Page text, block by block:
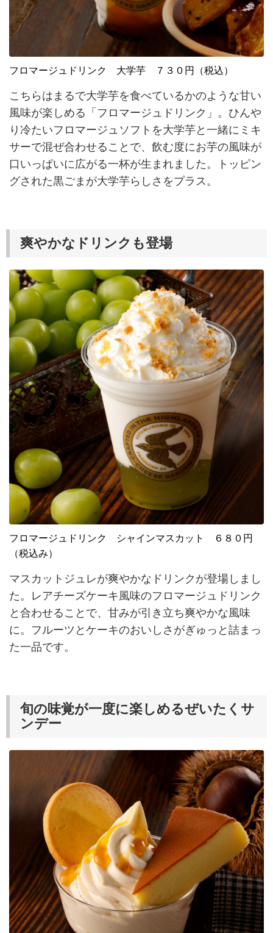
フロマージュドリンク 大学芋 ７３０円（税込）
こちらはまるで大学芋を食べているかのような甘い
風味が楽しめる「フロマージュドリンク」。ひんや
り冷たいフロマージュソフトを大学芋と一緒にミキ
サーで混ぜ合わせることで、飲む度にお芋の風味が
口いっぱいに広がる一杯が生まれました。トッピン
グされた黒ごまが大学芋らしさをプラス。
爽やかなドリンクも登場
フロマージュドリンク シャインマスカット ６８０円
（税込み）
マスカットジュレが爽やかなドリンクが登場しまし
た。レアチーズケーキ風味のフロマージュドリンク
と合わせることで、甘みが引き立ち爽やかな風味
に。フルーツとケーキのおいしさがぎゅっと詰まっ
た一品です。
旬の味覚が一度に楽しめるぜいたくサ
ンデー